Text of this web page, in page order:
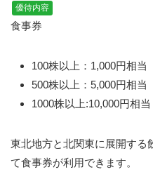
優待内容
食事券
100株以上：1,000円相当
500株以上：5,000円相当
1000株以上:10,000円相当
東北地方と北関東に展開する
て食事券が利用できます。